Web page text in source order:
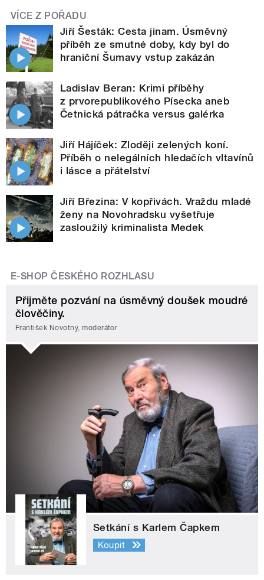
VÍCE Z POŘADU
Jiří Šesták: Cesta jinam. Úsměvný
příběh ze smutné doby, kdy byl do
hraniční Šumavy vstup zakázán
Ladislav Beran: Krimi příběhy
z prvorepublikového Písecka aneb
Četnická pátračka versus galérka
Jiří Hájíček: Zloději zelených koní.
Příběh o nelegálních hledačích vltavínů
i lásce a přátelství
Jiří Březina: V kopřivách. Vraždu mladé
ženy na Novohradsku vyšetřuje
zasloužilý kriminalista Medek
E-SHOP ČESKÉHO ROZHLASU
Přijměte pozvání na úsměvný doušek moudré
člověčiny.
František Novotný, moderátor
Setkání s Karlem Čapkem
Koupit